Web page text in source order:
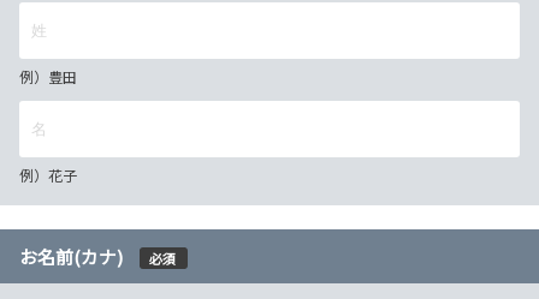
例）豊田
例）花子
お名前(カナ) 必須